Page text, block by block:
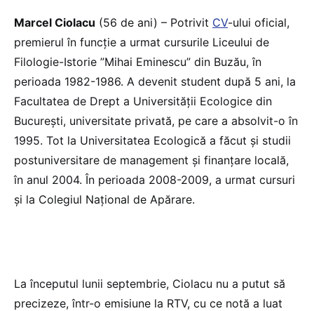
Marcel Ciolacu (56 de ani) – Potrivit CV-ului oficial,
premierul în funcție a urmat cursurile Liceului de
Filologie-Istorie ”Mihai Eminescu” din Buzău, în
perioada 1982-1986. A devenit student după 5 ani, la
Facultatea de Drept a Universității Ecologice din
București, universitate privată, pe care a absolvit-o în
1995. Tot la Universitatea Ecologică a făcut și studii
postuniversitare de management și finanțare locală,
în anul 2004. În perioada 2008-2009, a urmat cursuri
și la Colegiul Național de Apărare.
La începutul lunii septembrie, Ciolacu nu a putut să
precizeze, într-o emisiune la RTV, cu ce notă a luat